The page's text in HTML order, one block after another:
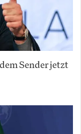
Sender jetzt